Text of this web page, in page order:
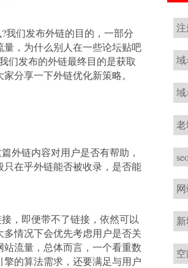
们发布外链的目的，一部分
，为什么别人在一些论坛贴吧
们发布的外链最终目的是获取
分享一下外链优化新策略。
链内容对用户是否有帮助，
在乎外链能否被收录，是否能
，即便带不了链接，依然可以
情况下会优先考虑用户是否关
流量，总体而言，一个看重数
的算法需求，还要满足与用户
域
老